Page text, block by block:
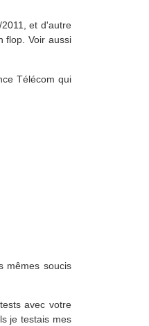
et d'autre
flop. Voir aussi
Télécom qui
mêmes soucis
avec votre
je testais mes